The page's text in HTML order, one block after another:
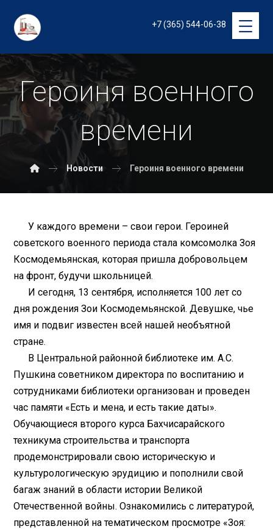
+7 (365) 544-06-38
Героиня военного
времени
Новости Героиня военного времени
У каждого времени – свои герои. Героиней
советского военного периода стала комсомолка Зоя
Космодемьянская, которая пришла добровольцем
на фронт, будучи школьницей.
И сегодня, 13 сентября, исполняется 100 лет со
дня рождения Зои Космодемьянской. Девушке, чье
имя и подвиг известен всей нашей необъятной
стране.
В Центральной районной библиотеке им. А.С.
Пушкина советником директора по воспитанию и
сотрудниками библиотеки организован и проведен
час памяти «Есть и мена, и есть такие даты».
Обучающиеся второго курса Бахчисарайского
техникума строительства и транспорта
продемонстрировали свою историческую и
культурологическую эрудицию и пополнили свой
багаж знаний в области истории Великой
Отечественной войны. Ознакомились с литературой,
представленной на тематическом просмотре «Зоя: